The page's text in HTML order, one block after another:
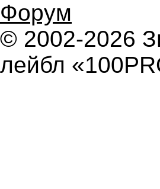
Форум
© 2002-2026
лейбл